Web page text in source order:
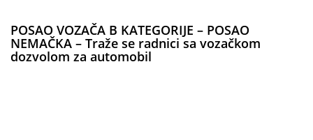
POSAO VOZAČA B KATEGORIJE – POSAO
NEMAČKA – Traže se radnici sa vozačkom
dozvolom za automobil